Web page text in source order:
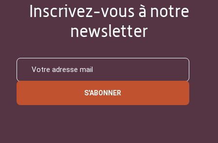
Inscrivez-vous à notre
newsletter
S'ABONNER